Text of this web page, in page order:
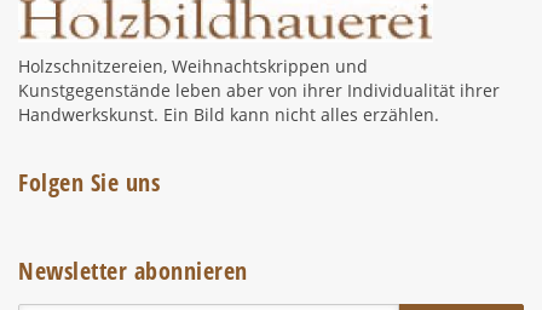
Holzschnitzereien, Weihnachtskrippen und
Kunstgegenstände leben aber von ihrer Individualität ihrer
Handwerkskunst. Ein Bild kann nicht alles erzählen.
Folgen Sie uns
Newsletter abonnieren